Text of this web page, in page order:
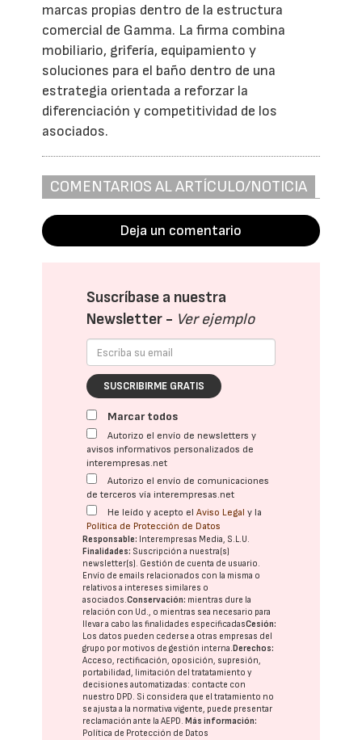
marcas propias dentro de la estructura
comercial de Gamma. La firma combina
mobiliario, grifería, equipamiento y
soluciones para el baño dentro de una
estrategia orientada a reforzar la
diferenciación y competitividad de los
asociados.
COMENTARIOS AL ARTÍCULO/NOTICIA
Deja un comentario
Suscríbase a nuestra
Newsletter - Ver ejemplo
SUSCRIBIRME GRATIS
Marcar todos
Autorizo el envío de newsletters y
avisos informativos personalizados de
interempresas.net
Autorizo el envío de comunicaciones
de terceros vía interempresas.net
He leído y acepto elAviso Legal y la
Política de Protección de Datos
Responsable: Interempresas Media, S.L.U.
Finalidades: Suscripción a nuestra(s)
newsletter(s). Gestión de cuenta de usuario.
Envío de emails relacionados con la misma o
relativos a intereses similares o
asociados.Conservación: mientras dure la
relación con Ud., o mientras sea necesario para
llevar a cabo las finalidades especificadasCesión:
Los datos pueden cederse a otras empresas del
grupo por motivos de gestión interna. Derechos:
Acceso, rectificación, oposición, supresión,
portabilidad, limitación del tratatamiento y
decisiones automatizadas: contacte con
nuestro DPD. Si considera que el tratamiento no
se ajusta a la normativa vigente, puede presentar
reclamación ante laAEPD. Más información:
Política de Protección de Datos